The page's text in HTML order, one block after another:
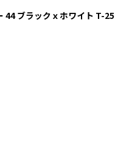
44 ブラックｘホワイト